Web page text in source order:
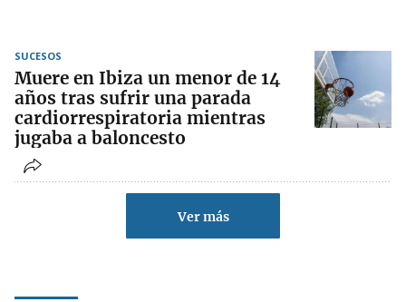
SUCESOS
Muere en Ibiza un menor de 14
años tras sufrir una parada
cardiorrespiratoria mientras
jugaba a baloncesto
Ver más